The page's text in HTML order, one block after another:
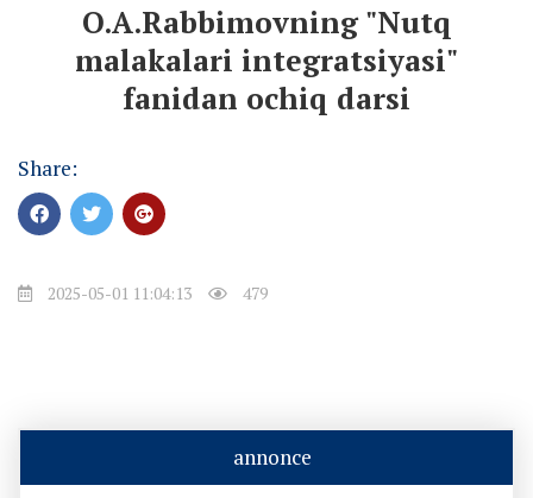
O.A.Rabbimovning "Nutq
malakalari integratsiyasi"
fanidan ochiq darsi
Share:
2025-05-01 11:04:13 479
annonce